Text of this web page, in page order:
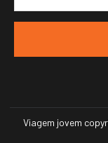
Viagem jovem